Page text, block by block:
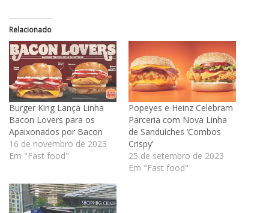
Relacionado
Burger King Lança Linha
Bacon Lovers para os
Apaixonados por Bacon
16 de novembro de 2023
Em "Fast food"
Popeyes e Heinz Celebram
Parceria com Nova Linha
de Sanduíches ‘Combos
Crispy’
25 de setembro de 2023
Em "Fast food"